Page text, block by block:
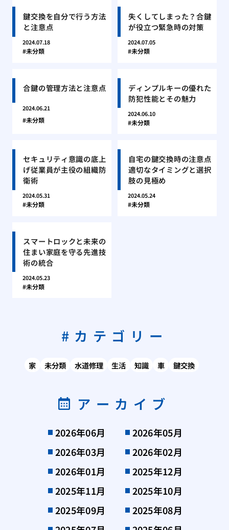
鍵交換を自分で行う方法
と注意点
2024.07.18
未分類
失くしてしまった？合鍵
が役立つ緊急時の対策
2024.07.05
未分類
合鍵の管理方法と注意点
2024.06.21
未分類
ディンプルキーの優れた
防犯性能とその魅力
2024.06.10
未分類
セキュリティ意識の底上
げ従業員が主役の組織防
衛術
2024.05.31
未分類
自宅の鍵交換時の注意点
適切なタイミングと選択
肢の見極め
2024.05.24
未分類
スマートロックと未来の
住まい家庭を守る先進技
術の統合
2024.05.23
未分類
カテゴリー
家 未分類 水道修理 生活 知識 車 鍵交換
アーカイブ
2026年06月
2026年05月
2026年03月
2026年02月
2026年01月
2025年12月
2025年11月
2025年10月
2025年09月
2025年08月